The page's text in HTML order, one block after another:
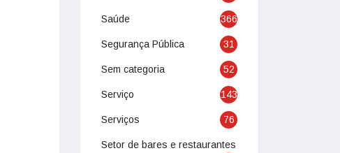
Saúde 366
Segurança Pública 31
Sem categoria 52
Serviço 143
Serviços 76
Setor de bares e restaurantes